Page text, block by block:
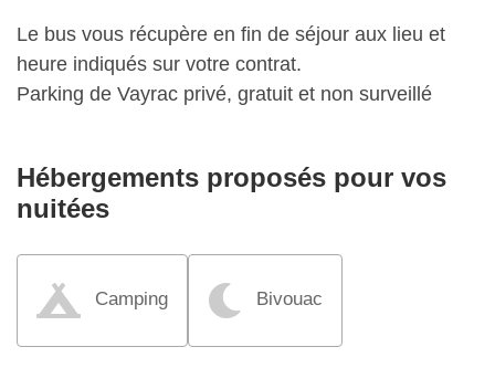
Le bus vous récupère en fin de séjour aux lieu et
heure indiqués sur votre contrat.
Parking de Vayrac privé, gratuit et non surveillé
Hébergements proposés pour vos
nuitées
Camping Bivouac